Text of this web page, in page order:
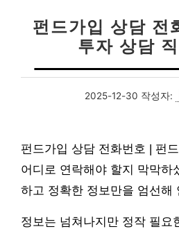
펀드가입 상담 전
투자 상담
2025-12-30 작성자:
펀드가입 상담 전화번호 | 펀
어디로 연락해야 할지 막막하
하고 정확한 정보만을 엄선해
정보는 넘쳐나지만 정작 필요